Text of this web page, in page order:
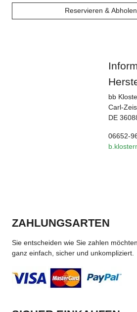
Reservieren & Abholen
bb
Carl-
DE
06652-
ZAHLUNGSARTEN
Sie entscheiden wie Sie zahlen möchten,
ganz einfach, sicher und unkompliziert.